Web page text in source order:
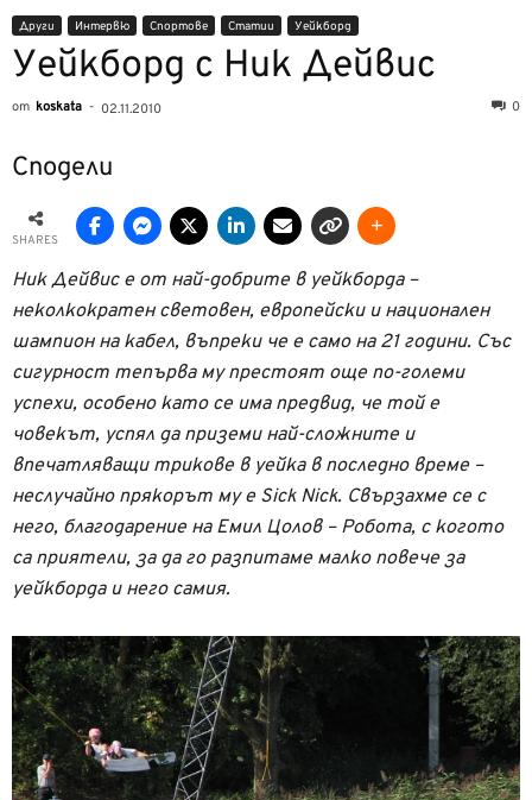
Други Интервю Спортове Статии Уейкборд
Уейкборд с Ник Дейвис
от koskata - 02.11.2010 0
Сподели
SHARES
Ник Дейвис е от най-добрите в уейкборда –
неколкократен световен, европейски и национален
шампион на кабел, въпреки че е само на 21 години. Със
сигурност тепърва му престоят още по-големи
успехи, особено като се има предвид, че той е
човекът, успял да приземи най-сложните и
впечатляващи трикове в уейка в последно време –
неслучайно прякорът му е Sick Nick. Свързахме се с
него, благодарение на Емил Цолов – Робота, с когото
са приятели, за да го разпитаме малко повече за
уейкборда и него самия.